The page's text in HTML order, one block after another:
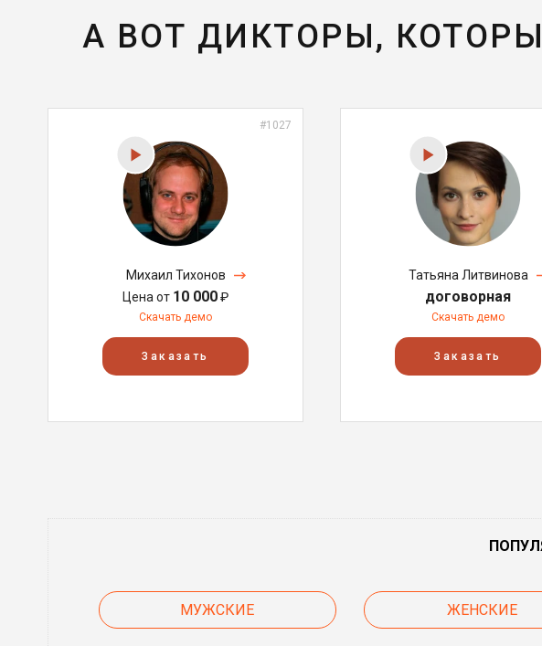
А ВОТ ДИКТОРЫ,
#1027
Михаил Тихонов
Цена от 10 000₽
Скачать демо
Заказать
Татьяна Литвинова
договорная
Скачать демо
Заказать
МУЖСКИЕ ЖЕНСКИЕ